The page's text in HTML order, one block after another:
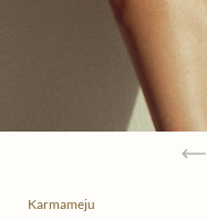
Karmameju